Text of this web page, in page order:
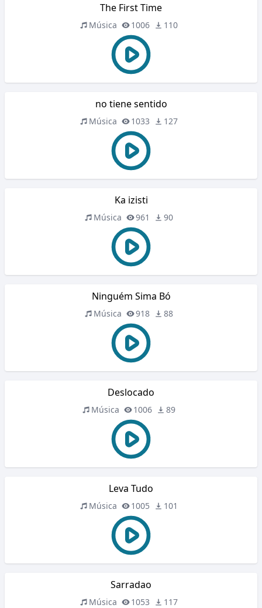
The First Time
Música 1006 110
no tiene sentido
Música 1033 127
Ka izisti
Música 961 90
Ninguém Sima Bó
Música 918 88
Deslocado
Música 1006 89
Leva Tudo
Música 1005 101
Sarradao
Música 1053 117